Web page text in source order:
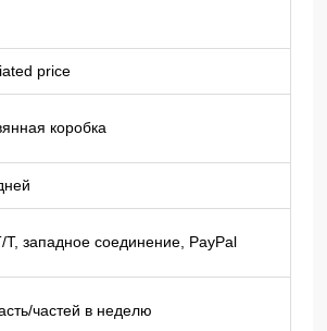
price
коробка
T, западное соединение, PayPal
частей в неделю